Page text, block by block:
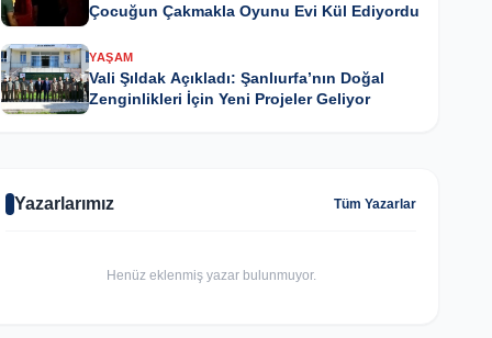
Çocuğun Çakmakla Oyunu Evi Kül Ediyordu
YAŞAM
Vali Şıldak Açıkladı: Şanlıurfa’nın Doğal
Zenginlikleri İçin Yeni Projeler Geliyor
Yazarlarımız Tüm Yazarlar
Henüz eklenmiş yazar bulunmuyor.